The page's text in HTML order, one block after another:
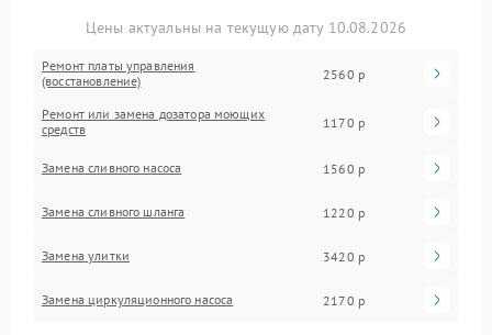
Цены актуальны на текущую дату 10.08.2026
Ремонт платы управления
(восстановление)
2560 р
Ремонт или замена дозатора моющих
средств
1170 р
Замена сливного насоса 1560 р
Замена сливного шланга 1220 р
Замена улитки 3420 р
Замена циркуляционного насоса 2170 р